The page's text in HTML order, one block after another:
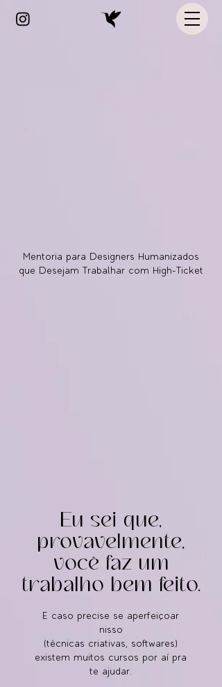
Mentoria para Designers Humanizados
que Desejam Trabalhar com High-Ticket
Eu sei que,
provavelmente,
você faz um
trabalho bem feito.
E caso precise se aperfeiçoar
nisso
(técnicas criativas, softwares)
existem muitos cursos por aí pra
te ajudar.